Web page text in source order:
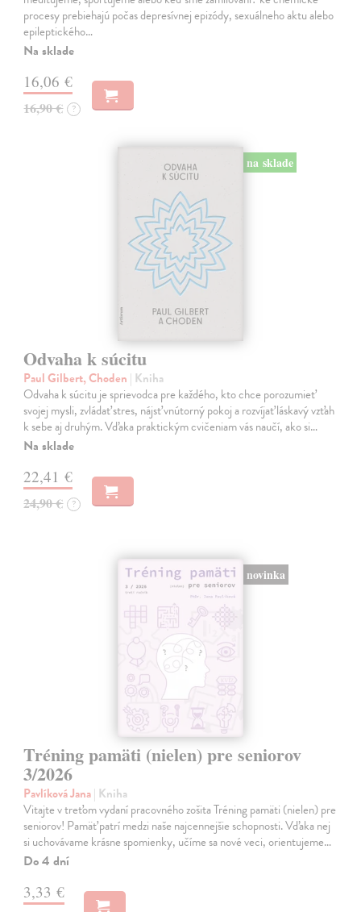
procesy prebiehajú počas depresívnej epizódy, sexuálneho aktu alebo
epileptického…
Na sklade
16,06 €
16,90 € ?
na sklade
Odvaha k súcitu
Paul Gilbert, Choden | Kniha
Odvaha k súcitu je sprievodca pre každého, kto chce porozumieť
svojej mysli, zvládať stres, nájsť vnútorný pokoj a rozvíjať láskavý vzťah
k sebe aj druhým. Vďaka praktickým cvičeniam vás naučí, ako si…
Na sklade
22,41 €
24,90 € ?
novinka
Tréning pamäti (nielen) pre seniorov
3/2026
Pavlíková Jana| Kniha
Vitajte v treťom vydaní pracovného zošita Tréning pamäti (nielen) pre
seniorov! Pamäť patrí medzi naše najcennejšie schopnosti. Vďaka nej
si uchovávame krásne spomienky, učíme sa nové veci, orientujeme…
Do 4 dní
3,33 €